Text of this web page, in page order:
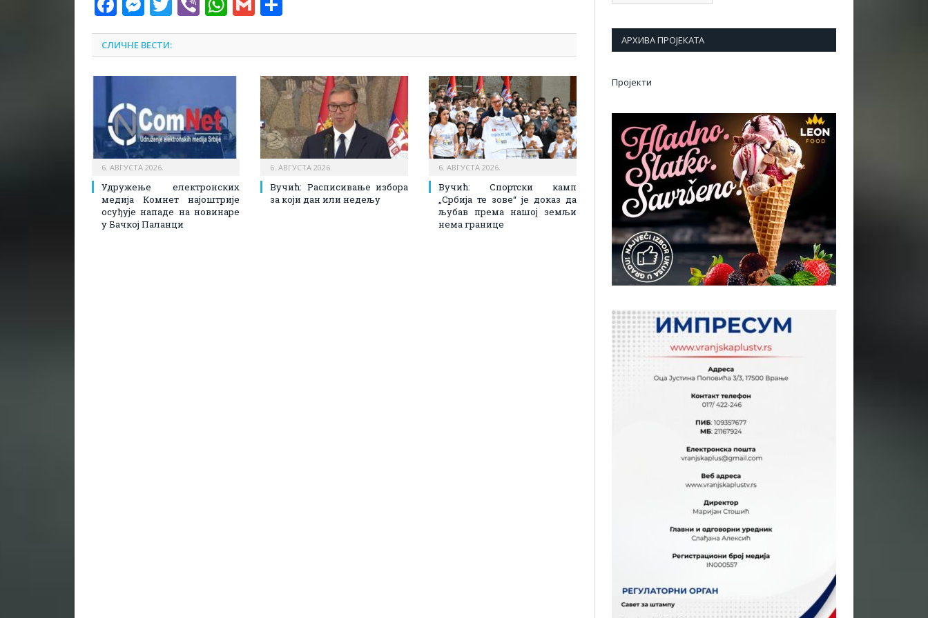
СЛИЧНЕ ВЕСТИ:
6. АВГУСТА 2026.
Удружење електронских
медија Комнет најоштрије
осуђује нападе на новинаре
у Бачкој Паланци
6. АВГУСТА 2026.
Вучић: Расписивање избора
за који дан или недељу
6. АВГУСТА 2026.
Вучић: Спортски камп
„Србија те зове“ је доказ да
љубав према нашој земљи
нема границе
АРХИВА ПРОЈЕКАТА
Пројекти